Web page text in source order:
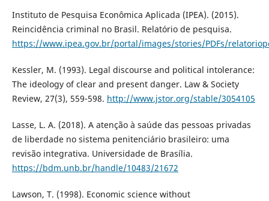
Instituto de Pesquisa Econômica Aplicada (IPEA). (2015).
Reincidência criminal no Brasil. Relatório de pesquisa.
https://www.ipea.gov.br/portal/images/stories/PDFs/
Kessler, M. (1993). Legal discourse and political intolerance:
The ideology of clear and present danger. Law & Society
Review, 27(3), 559-598. http://www.jstor.org/stable/3054105
Lasse, L. A. (2018). A atenção à saúde das pessoas privadas
de liberdade no sistema penitenciário brasileiro: uma
revisão integrativa. Universidade de Brasília.
https://bdm.unb.br/handle/10483/21672
Lawson, T. (1998). Economic science without